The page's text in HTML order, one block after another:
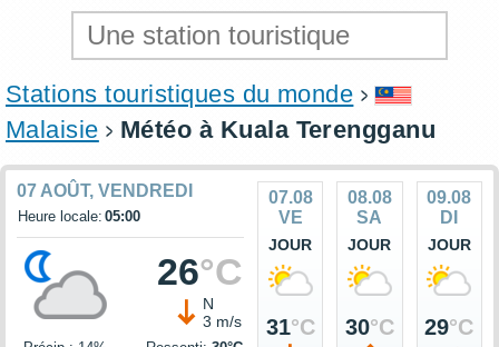
Stations touristiques du monde
Malaisie
Météo à Kuala Terengganu
07 AOÛT, VENDREDI
Heure locale: 05:00
26°C
N
3 m/s
07.08
VE
JOUR
31°C
08.08
SA
JOUR
30°C
09.08
DI
JOUR
29°C